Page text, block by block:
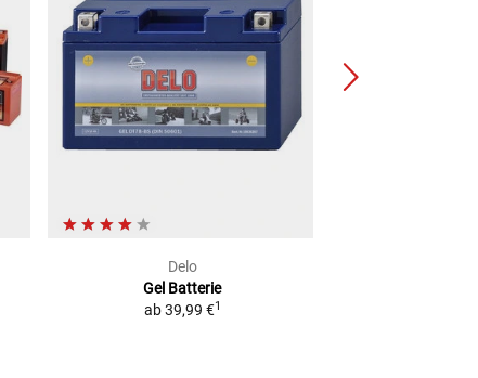
Delo
Gel Batterie
ab 39,99 €1